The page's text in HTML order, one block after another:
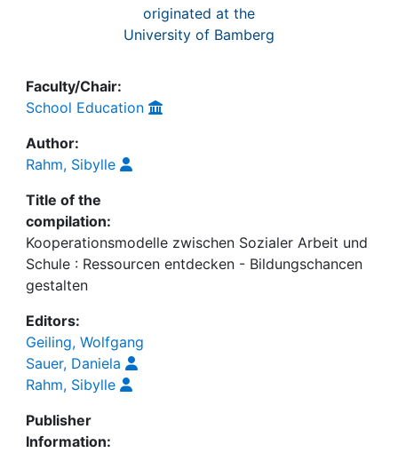
originated at the
University of Bamberg
Faculty/Chair:
School Education
Author:
Rahm, Sibylle
Title of the
compilation:
Kooperationsmodelle zwischen Sozialer Arbeit und
Schule : Ressourcen entdecken - Bildungschancen
gestalten
Editors:
Geiling, Wolfgang
Sauer, Daniela
Rahm, Sibylle
Publisher
Information: